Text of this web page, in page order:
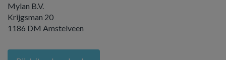
Mylan B.V.
Krijgsman 20
1186 DM Amstelveen